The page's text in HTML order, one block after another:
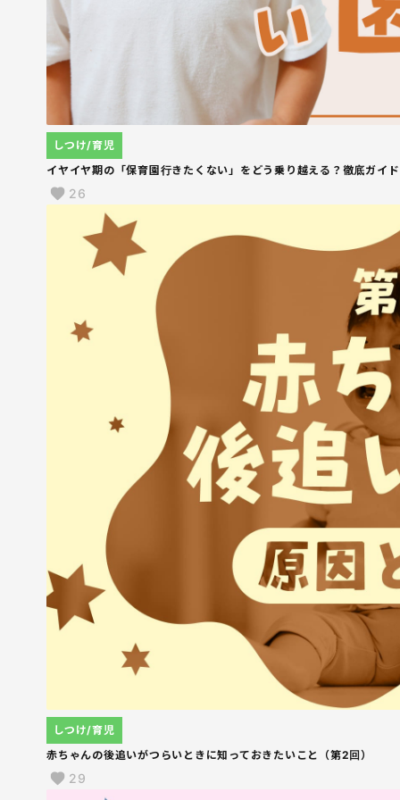
イヤイヤ期の「保育園行きたくない」をどう乗り越える？徹底ガイ
しつけ/育児
26
赤ちゃんの後追いがつらいときに知っておきたいこと（第2回）
しつけ/育児
29